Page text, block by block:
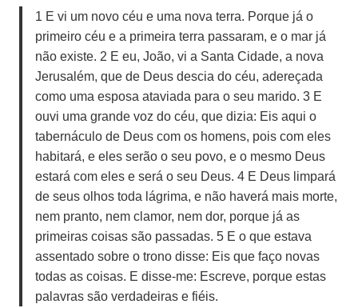
1 E vi um novo céu e uma nova terra. Porque já o
primeiro céu e a primeira terra passaram, e o mar já
não existe. 2 E eu, João, vi a Santa Cidade, a nova
Jerusalém, que de Deus descia do céu, adereçada
como uma esposa ataviada para o seu marido. 3 E
ouvi uma grande voz do céu, que dizia: Eis aqui o
tabernáculo de Deus com os homens, pois com eles
habitará, e eles serão o seu povo, e o mesmo Deus
estará com eles e será o seu Deus. 4 E Deus limpará
de seus olhos toda lágrima, e não haverá mais morte,
nem pranto, nem clamor, nem dor, porque já as
primeiras coisas são passadas. 5 E o que estava
assentado sobre o trono disse: Eis que faço novas
todas as coisas. E disse-me: Escreve, porque estas
palavras são verdadeiras e fiéis.